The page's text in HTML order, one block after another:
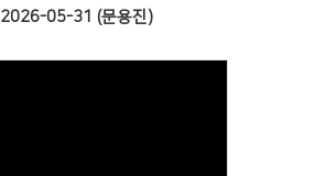
2026-05-31 (문용진)